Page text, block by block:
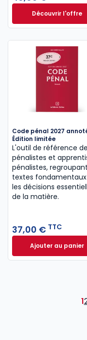
Découvrir l'offre
Le guide
Dès
Code pénal 2027
Édition limitée
L'outil de référence
pénalistes et
pénalistes,
textes
les décisions
de la matière.
37,00 € TTC
Ajouter au panier
Code
1